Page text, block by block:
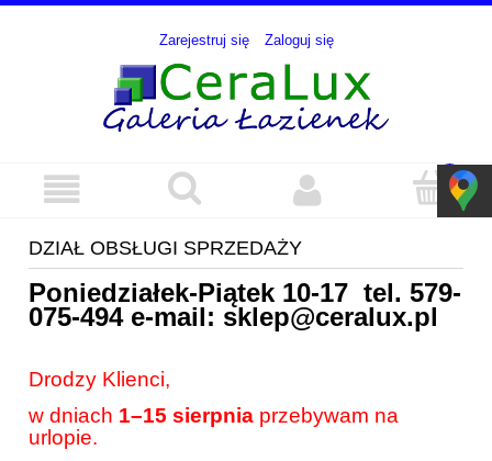
Zarejestruj się Zaloguj się
DZIAŁ OBSŁUGI SPRZEDAŻY
Poniedziałek-Piątek 10-17 tel. 579-
075-494e-mail: sklep@ceralux.pl
Drodzy Klienci,
w dniach 1–15 sierpnia przebywam na
urlopie.